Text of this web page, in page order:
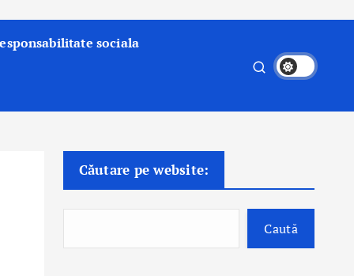
sociala
Căutare pe website:
Caută